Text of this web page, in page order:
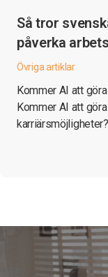
Så tror
påverka
Övriga artiklar
Kommer AI att
Kommer AI att